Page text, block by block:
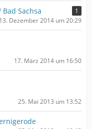
Sachsa
1
13. Dezember 2014 um 20:29
17. März 2014 um 16:50
25. Mai 2013 um 13:52